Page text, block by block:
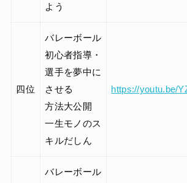
よう
四位
バレーボール
初心者指導・
選手を夢中に
させる
方法大公開
一生モノのス
キルだしん
https://youtu.be/
バレーボール